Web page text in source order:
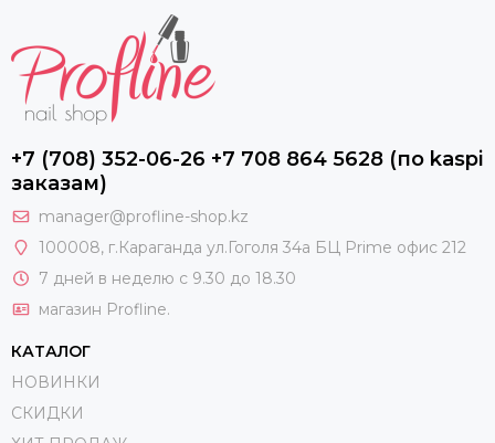
+7 (708) 352-06-26 +7 708 864 5628 (по kaspi
заказам)
manager@profline-shop.kz
100008, г.Караганда ул.Гоголя 34а БЦ Prime офис 212
7 дней в неделю с 9.30 до 18.30
магазин Profline.
КАТАЛОГ
НОВИНКИ
СКИДКИ